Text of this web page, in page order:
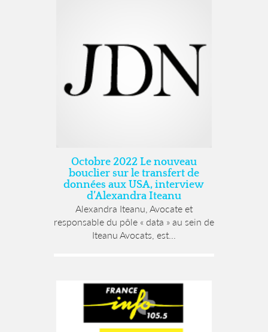
Octobre 2022 Le nouveau
bouclier sur le transfert de
données aux USA, interview
d’Alexandra Iteanu
Alexandra Iteanu, Avocate et
responsable du pôle « data » au sein de
Iteanu Avocats, est...